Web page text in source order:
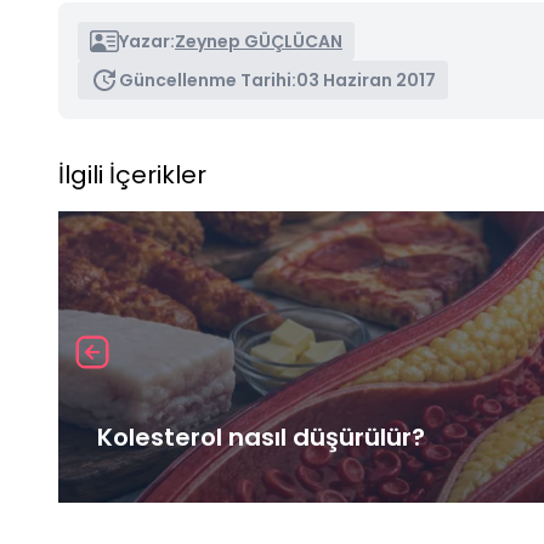
Yazar:Zeynep GÜÇLÜCAN
Güncellenme Tarihi:03 Haziran 2017
İlgili İçerikler
Kolesterol nasıl düşürülür?